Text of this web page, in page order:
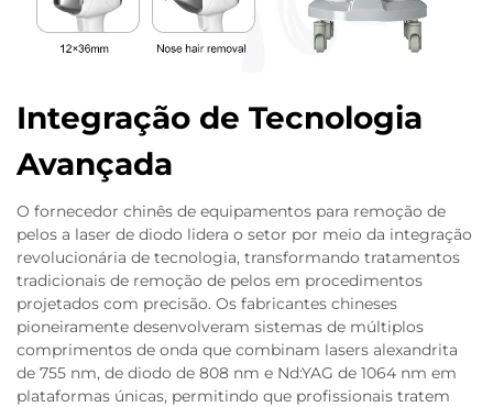
Integração de Tecnologia
Avançada
O fornecedor chinês de equipamentos para remoção de
pelos a laser de diodo lidera o setor por meio da integração
revolucionária de tecnologia, transformando tratamentos
tradicionais de remoção de pelos em procedimentos
projetados com precisão. Os fabricantes chineses
pioneiramente desenvolveram sistemas de múltiplos
comprimentos de onda que combinam lasers alexandrita
de 755 nm, de diodo de 808 nm e Nd:YAG de 1064 nm em
plataformas únicas, permitindo que profissionais tratem